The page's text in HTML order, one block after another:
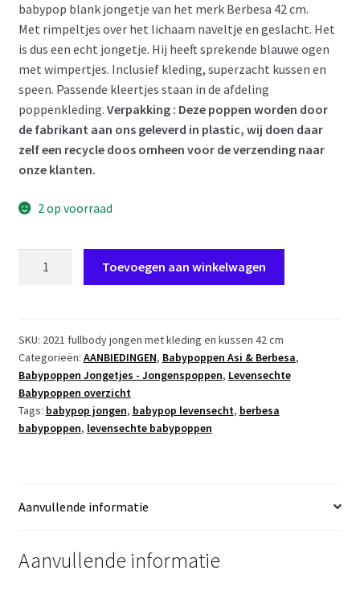
€ 59,95.€ 50,00.
babypop blank jongetje van het merk Berbesa 42 cm.
Met rimpeltjes over het lichaam naveltje en geslacht. Het
is dus een echt jongetje. Hij heeft sprekende blauwe ogen
met wimpertjes. Inclusief kleding, superzacht kussen en
speen. Passende kleertjes staan in de afdeling
poppenkleding. Verpakking : Deze poppen worden door
de fabrikant aan ons geleverd in plastic, wij doen daar
zelf een recycle doos omheen voor de verzending naar
onze klanten.
2 op voorraad
jongen
blank
met
kleding
en
kussen
aantal
Toevoegen aan winkelwagen
SKU: 2021 fullbody jongen met kleding en kussen 42 cm
Categorieën: AANBIEDINGEN, Babypoppen Asi & Berbesa,
Babypoppen Jongetjes - Jongenspoppen, Levensechte
Babypoppen overzicht
Tags: babypop jongen, babypop levensecht, berbesa
babypoppen, levensechte babypoppen
Aanvullende informatie
Aanvullende informatie